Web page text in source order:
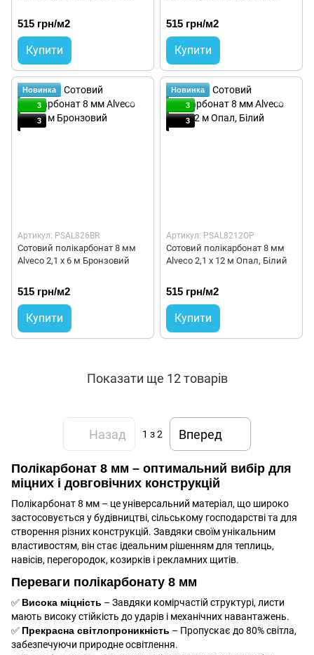
515 грн/м2
Купити
515 грн/м2
Купити
Новинка
3
3
Артикул: PSAL826BR
Сотовий полікарбонат 8 мм
Alveco 2,1 x 6 м Бронзовий
515 грн/м2
Купити
Новинка
3
3
Артикул: PSAL8212OP
Сотовий полікарбонат 8 мм
Alveco 2,1 x 12 м Опал, Білий
515 грн/м2
Купити
Показати ще 12 товарів
Назад 1 з 2 Вперед
Полікарбонат 8 мм – оптимальний вибір для
міцних і довговічних конструкцій
Полікарбонат 8 мм – це універсальний матеріал, що широко
застосовується у будівництві, сільському господарстві та для
створення різних конструкцій. Завдяки своїм унікальним
властивостям, він стає ідеальним рішенням для теплиць,
навісів, перегородок, козирків і рекламних щитів.
Переваги полікарбонату 8 мм
✅ Висока міцність – Завдяки комірчастій структурі, листи
мають високу стійкість до ударів і механічних навантажень.
✅ Прекрасна світлопроникність – Пропускає до 80% світла,
забезпечуючи природне освітлення.